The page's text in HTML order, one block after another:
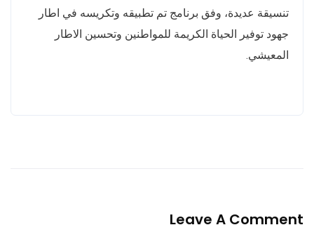
تنسيقة عديدة، وفق برنامج تم تطبيقه وتكريسه في اطار
جهود توفير الحياة الكريمة للمواطنين وتحسين الاطار
المعيشي.
Leave A Comment